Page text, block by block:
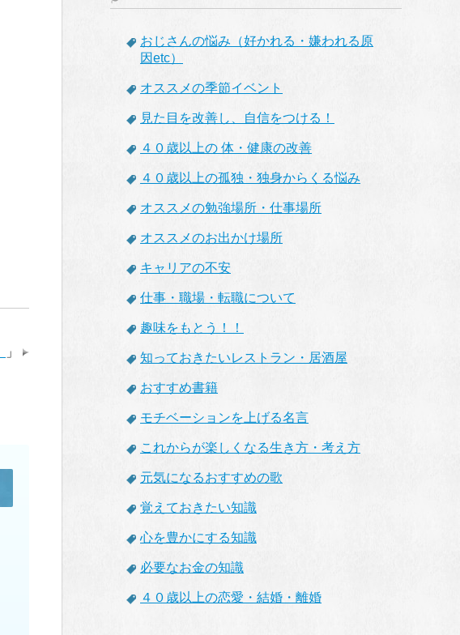
」
おじさんの悩み（好かれる・嫌われる原
因etc）
オススメの季節イベント
見た目を改善し、自信をつける！
４０歳以上の 体・健康の改善
４０歳以上の孤独・独身からくる悩み
オススメの勉強場所・仕事場所
オススメのお出かけ場所
キャリアの不安
仕事・職場・転職について
趣味をもとう！！
知っておきたいレストラン・居酒屋
おすすめ書籍
モチベーションを上げる名言
これからが楽しくなる生き方・考え方
元気になるおすすめの歌
覚えておきたい知識
心を豊かにする知識
必要なお金の知識
４０歳以上の恋愛・結婚・離婚